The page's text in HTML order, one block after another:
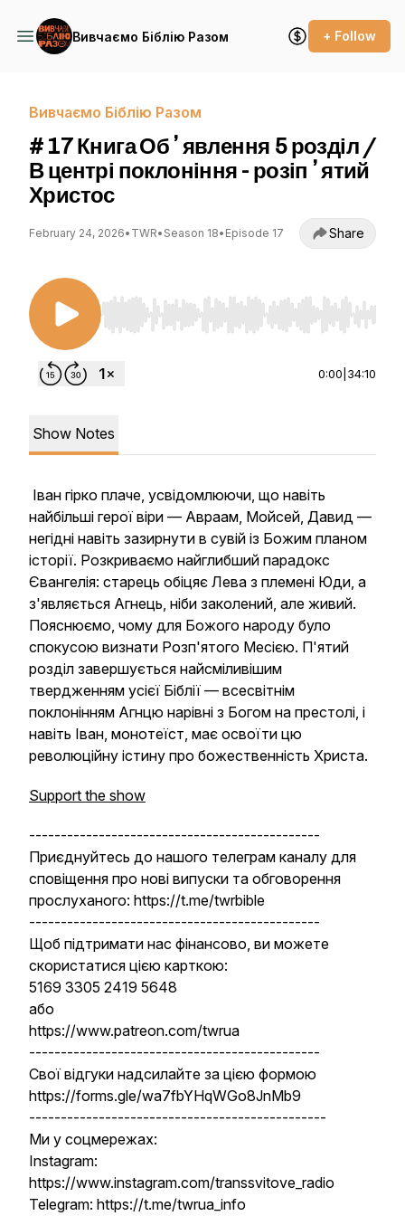
Вивчаємо Біблію Разом + Follow
Вивчаємо Біблію Разом
# 17 Книга Обʼявлення 5 розділ /
В центрі поклоніння - розіпʼятий
Христос
February 24, 2026• TWR• Season 18• Episode 17 Share
Use Left/Right to seek, Home/End to jump to
0:00 34:10
Show Notes
Іван гірко плаче, усвідомлюючи, що навіть
найбільші герої віри — Авраам, Мойсей, Давид —
негідні навіть зазирнути в сувій із Божим планом
історії. Розкриваємо найглибший парадокс
Євангелія: старець обіцяє Лева з племені Юди, а
з'являється Агнець, ніби заколений, але живий.
Пояснюємо, чому для Божого народу було
спокусою визнати Розп'ятого Месією. П'ятий
розділ завершується найсміливішим
твердженням усієї Біблії — всесвітнім
поклонінням Агнцю нарівні з Богом на престолі, і
навіть Іван, монотеїст, має освоїти цю
революційну істину про божественність Христа.
Support the show
----------------------------------------------
Приєднуйтесь до нашого телеграм каналу для
сповіщення про нові випуски та обговорення
прослуханого: https://t.me/twrbible
----------------------------------------------
Щоб підтримати нас фінансово, ви можете
скористатися цією карткою:
5169 3305 2419 5648
або
https://www.patreon.com/twrua
----------------------------------------------
Свої відгуки надсилайте за цією формою
https://forms.gle/wa7fbYHqWGo8JnMb9
-----------------------------------------------
Ми у соцмережах:
Instagram:
https://www.instagram.com/transsvitove_radio
Telegram: https://t.me/twrua_info